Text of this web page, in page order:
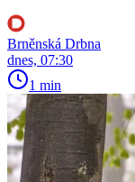
Brněnská Drbna
dnes, 07:30
1 min